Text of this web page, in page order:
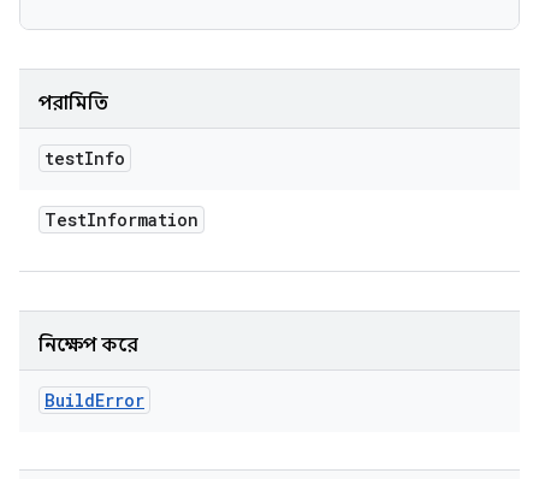
পরামিতি
testInfo
TestInformation
নিক্ষেপ করে
BuildError